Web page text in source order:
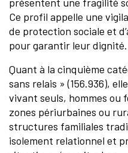
Ce profil appelle une
de protection sociale et
pour garantir leur dignité.
Quant à la cinquième
sans relais » (156.936),
vivant seuls, hommes ou
zones périurbaines ou
structures familiales
isolement relationnel et